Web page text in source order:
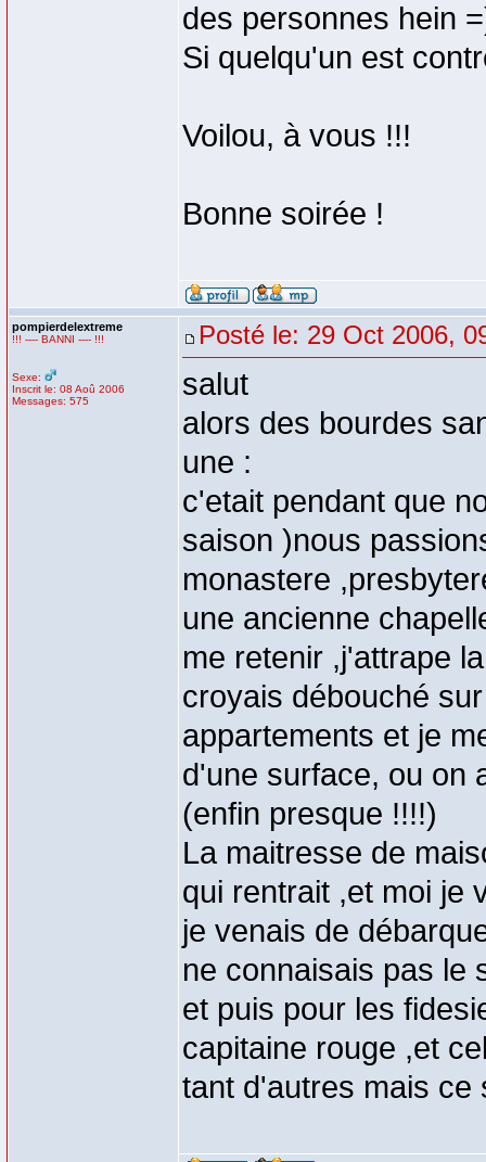
des personnes hein
Si quelqu'un est
Voilou, à vous !!!
Bonne soirée !
pompierdelextreme
!!! ---- BANNI ---- !!!
Sexe:
Inscrit le: 08 Aoû 2006
Messages: 575
Posté le: 29 Oct 2006,
salut
alors des bourdes
une :
c'etait pendant que
saison )nous
monastere
une ancienne
me retenir ,j'attrape
croyais débouché
appartements et je
d'une surface, ou on
(enfin presque !!!!)
La maitresse de
qui rentrait ,et moi je
je venais de
ne connaisais pas le
et puis pour les
capitaine rouge ,et
tant d'autres mais